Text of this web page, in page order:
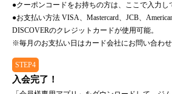
●クーポンコードをお持ちの方は、ここで入力し
●お支払い方法 VISA、Mastercard、JCB、
DISCOVERのクレジットカードが使用可能。
※毎月のお支払い日はカード会社にお問い合わせ
STEP4
入会完了！